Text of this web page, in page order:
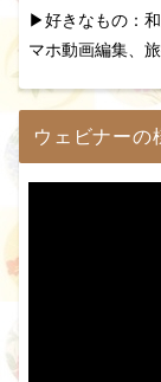
▶好きなもの：
マホ動画編集、
ウェビナーの